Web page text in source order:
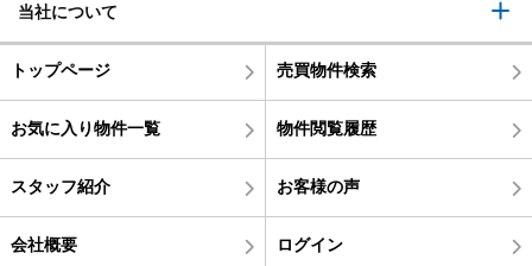
当社について
トップページ 売買物件検索
お気に入り物件一覧 物件閲覧履歴
スタッフ紹介 お客様の声
会社概要 ログイン